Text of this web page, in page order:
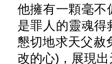
他擁有一顆毫不
是罪人的靈魂得
懇切地求天父赦
改的心)，展現